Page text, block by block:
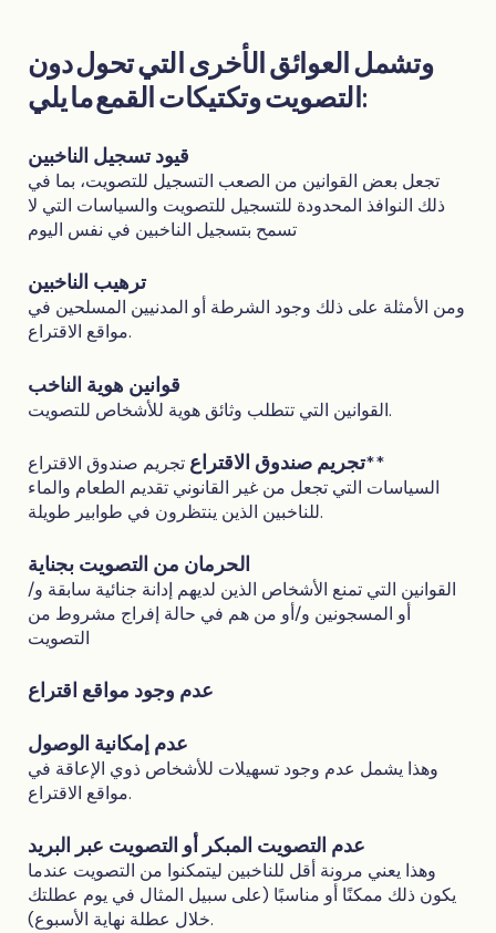
وتشمل العوائق الأخرى التي تحول دون
التصويت وتكتيكات القمع ما يلي:
قيود تسجيل الناخبين
تجعل بعض القوانين من الصعب التسجيل للتصويت، بما في
ذلك النوافذ المحدودة للتسجيل للتصويت والسياسات التي لا
تسمح بتسجيل الناخبين في نفس اليوم
ترهيب الناخبين
ومن الأمثلة على ذلك وجود الشرطة أو المدنيين المسلحين في
مواقع الاقتراع.
قوانين هوية الناخب
القوانين التي تتطلب وثائق هوية للأشخاص للتصويت.
تجريم صندوق الاقتراعتجريم صندوق الاقتراع**
السياسات التي تجعل من غير القانوني تقديم الطعام والماء
للناخبين الذين ينتظرون في طوابير طويلة.
الحرمان من التصويت بجناية
القوانين التي تمنع الأشخاص الذين لديهم إدانة جنائية سابقة و/
أو المسجونين و/أو من هم في حالة إفراج مشروط من
التصويت
عدم وجود مواقع اقتراع
عدم إمكانية الوصول
وهذا يشمل عدم وجود تسهيلات للأشخاص ذوي الإعاقة في
مواقع الاقتراع.
عدم التصويت المبكر أو التصويت عبر البريد
وهذا يعني مرونة أقل للناخبين ليتمكنوا من التصويت عندما
يكون ذلك ممكنًا أو مناسبًا (على سبيل المثال في يوم عطلتك
خلال عطلة نهاية الأسبوع).